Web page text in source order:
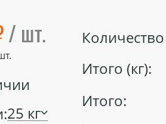
/ шт.
25 кг
Итого (кг):
Итого: